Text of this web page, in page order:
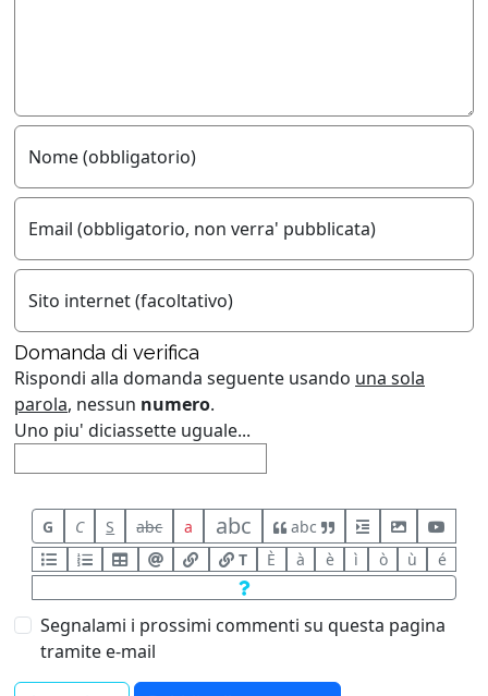
Nome (obbligatorio)
Email (obbligatorio, non verra' pubblicata)
Sito internet (facoltativo)
Domanda di verifica
Rispondi alla domanda seguente usando una sola
parola, nessun numero.
Uno piu' diciassette uguale...
G C S abc a abc
abc
T
È à è ì ò ù é
Segnalami i prossimi commenti su questa pagina
tramite e-mail